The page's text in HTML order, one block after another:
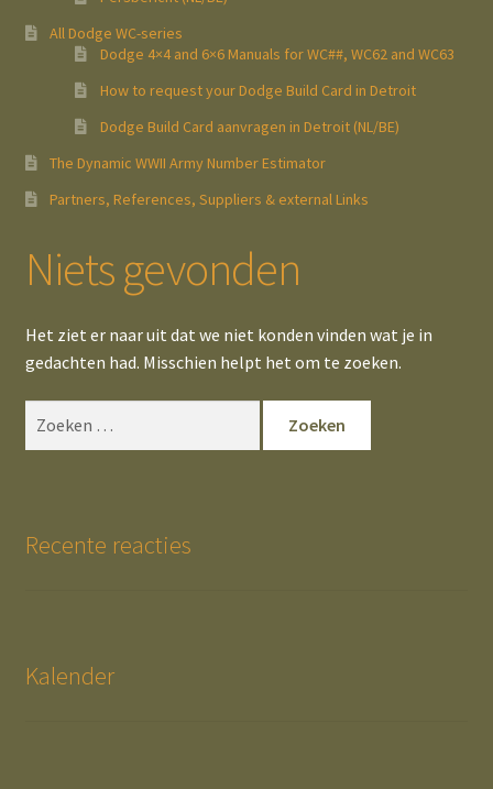
All Dodge WC-series
Dodge 4×4 and 6×6 Manuals for WC##, WC62 and WC63
How to request your Dodge Build Card in Detroit
Dodge Build Card aanvragen in Detroit (NL/BE)
The Dynamic WWII Army Number Estimator
Partners, References, Suppliers & external Links
Niets gevonden
Het ziet er naar uit dat we niet konden vinden wat je in
gedachten had. Misschien helpt het om te zoeken.
Recente reacties
Kalender